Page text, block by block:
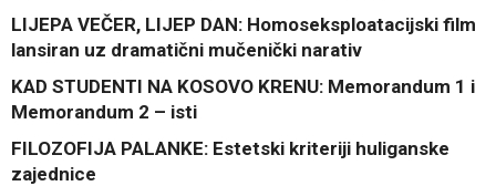
LIJEPA VEČER, LIJEP DAN: Homoseksploatacijski film
lansiran uz dramatični mučenički narativ
KAD STUDENTI NA KOSOVO KRENU: Memorandum 1 i
Memorandum 2 – isti
FILOZOFIJA PALANKE: Estetski kriteriji huliganske
zajednice